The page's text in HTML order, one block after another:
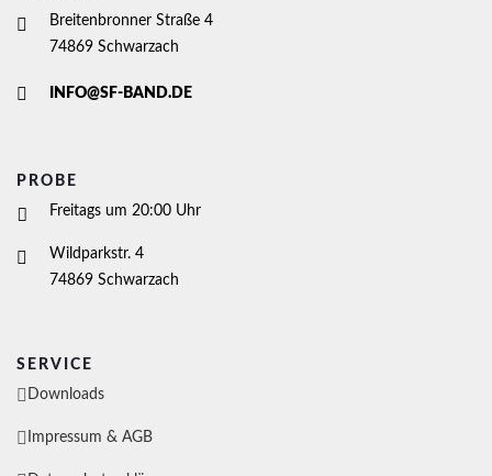
Breitenbronner Straße 4
74869 Schwarzach
INFO@SF-BAND.DE
PROBE
Freitags um 20:00 Uhr
Wildparkstr. 4
74869 Schwarzach
SERVICE
Downloads
Impressum & AGB